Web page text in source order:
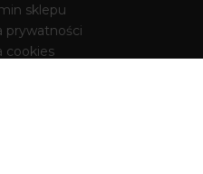
sklepu
prywatności
cookies